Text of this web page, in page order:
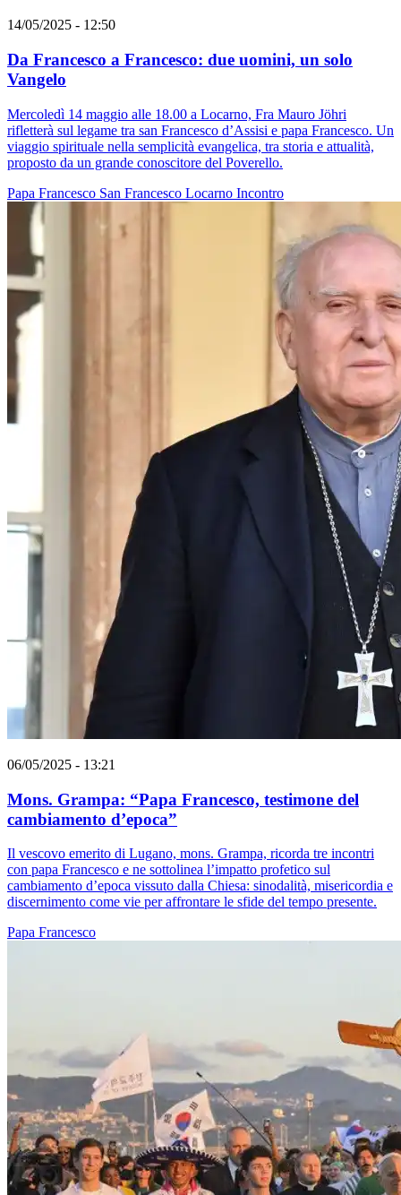
14/05/2025 - 12:50
Da Francesco a Francesco: due uomini, un solo
Vangelo
Mercoledì 14 maggio alle 18.00 a Locarno, Fra Mauro Jöhri
rifletterà sul legame tra san Francesco d’Assisi e papa Francesco. Un
viaggio spirituale nella semplicità evangelica, tra storia e attualità,
proposto da un grande conoscitore del Poverello.
Papa Francesco San Francesco Locarno Incontro
06/05/2025 - 13:21
Mons. Grampa: “Papa Francesco, testimone del
cambiamento d’epoca”
Il vescovo emerito di Lugano, mons. Grampa, ricorda tre incontri
con papa Francesco e ne sottolinea l’impatto profetico sul
cambiamento d’epoca vissuto dalla Chiesa: sinodalità, misericordia e
discernimento come vie per affrontare le sfide del tempo presente.
Papa Francesco